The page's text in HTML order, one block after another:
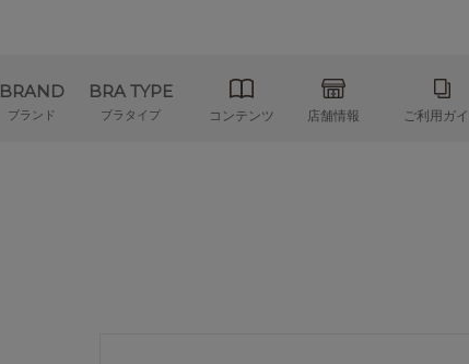
BRAND
ブランド
BRA TYPE
ブラタイプ コンテンツ 店舗情報 ご利用ガ